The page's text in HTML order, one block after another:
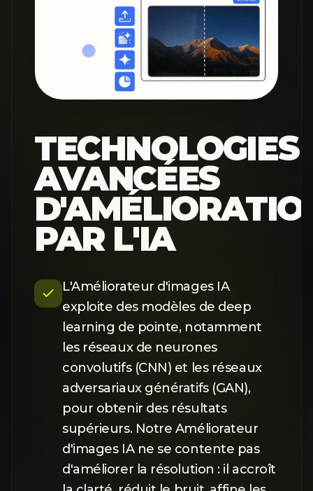
TECHNOLOGIES
AVANCÉES
PAR L'IA
L'Améliorateur d'images IA
exploite des modèles de deep
learning de pointe, notamment
les réseaux de neurones
convolutifs (CNN) et les réseaux
adversariaux génératifs (GAN),
pour obtenir des résultats
supérieurs. Notre Améliorateur
d'images IA ne se contente pas
d'améliorer la résolution : il accroît